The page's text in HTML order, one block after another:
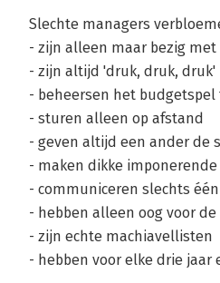
Slechte managers
- zijn alleen maar bezig
- zijn altijd 'druk, druk, druk'
- beheersen het
- sturen alleen op afstand
- geven altijd een ander de
- maken dikke
- communiceren slechts
- hebben alleen oog voor
- zijn echte machiavellisten
- hebben voor elke drie jaar